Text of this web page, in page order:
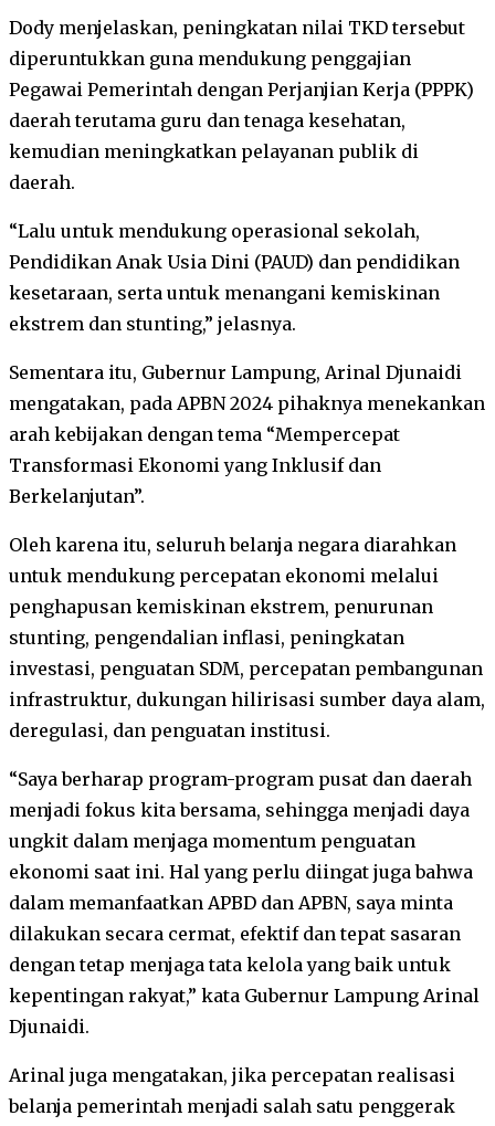
Dody menjelaskan, peningkatan nilai TKD tersebut
diperuntukkan guna mendukung penggajian
Pegawai Pemerintah dengan Perjanjian Kerja (PPPK)
daerah terutama guru dan tenaga kesehatan,
kemudian meningkatkan pelayanan publik di
daerah.
“Lalu untuk mendukung operasional sekolah,
Pendidikan Anak Usia Dini (PAUD) dan pendidikan
kesetaraan, serta untuk menangani kemiskinan
ekstrem dan stunting,” jelasnya.
Sementara itu, Gubernur Lampung, Arinal Djunaidi
mengatakan, pada APBN 2024 pihaknya menekankan
arah kebijakan dengan tema “Mempercepat
Transformasi Ekonomi yang Inklusif dan
Berkelanjutan”.
Oleh karena itu, seluruh belanja negara diarahkan
untuk mendukung percepatan ekonomi melalui
penghapusan kemiskinan ekstrem, penurunan
stunting, pengendalian inflasi, peningkatan
investasi, penguatan SDM, percepatan pembangunan
infrastruktur, dukungan hilirisasi sumber daya alam,
deregulasi, dan penguatan institusi.
“Saya berharap program-program pusat dan daerah
menjadi fokus kita bersama, sehingga menjadi daya
ungkit dalam menjaga momentum penguatan
ekonomi saat ini. Hal yang perlu diingat juga bahwa
dalam memanfaatkan APBD dan APBN, saya minta
dilakukan secara cermat, efektif dan tepat sasaran
dengan tetap menjaga tata kelola yang baik untuk
kepentingan rakyat,” kata Gubernur Lampung Arinal
Djunaidi.
Arinal juga mengatakan, jika percepatan realisasi
belanja pemerintah menjadi salah satu penggerak